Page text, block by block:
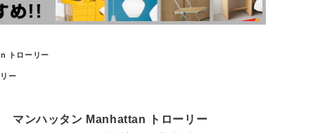
トローリー
ー
マンハッタン Manhattan トローリー